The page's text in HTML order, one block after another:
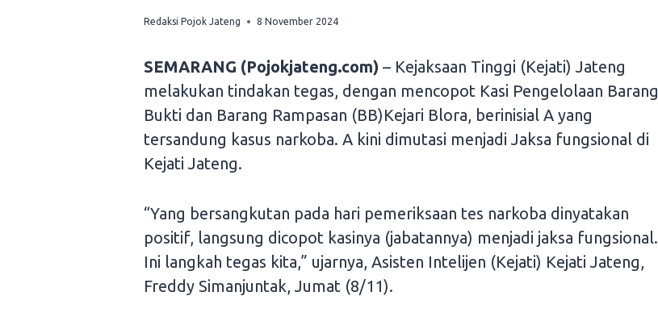
Redaksi Pojok Jateng 8 November 2024
SEMARANG (Pojokjateng.com) – Kejaksaan Tinggi (Kejati) Jateng
melakukan tindakan tegas, dengan mencopot Kasi Pengelolaan Barang
Bukti dan Barang Rampasan (BB)Kejari Blora, berinisial A yang
tersandung kasus narkoba. A kini dimutasi menjadi Jaksa fungsional di
Kejati Jateng.
“Yang bersangkutan pada hari pemeriksaan tes narkoba dinyatakan
positif, langsung dicopot kasinya (jabatannya) menjadi jaksa fungsional.
Ini langkah tegas kita,” ujarnya, Asisten Intelijen (Kejati) Kejati Jateng,
Freddy Simanjuntak, Jumat (8/11).